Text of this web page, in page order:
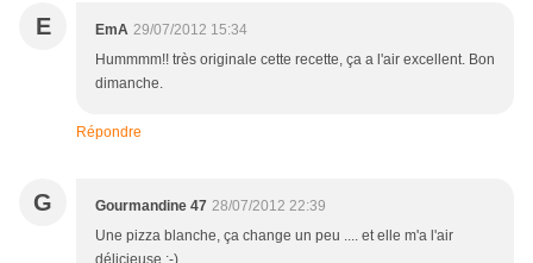
E EmA 29/07/2012 15:34
Hummmm!! très originale cette recette, ça a l'air excellent. Bon
dimanche.
Répondre
G Gourmandine 47 28/07/2012 22:39
Une pizza blanche, ça change un peu .... et elle m'a l'air
délicieuse :-)